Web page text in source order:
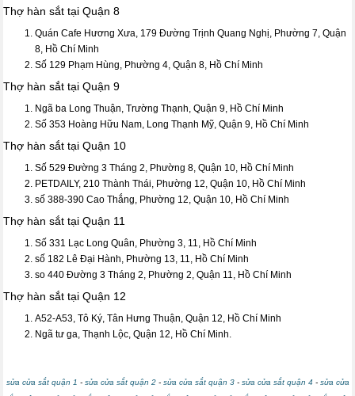
Thợ hàn sắt tại Quận 8
Quán Cafe Hương Xưa, 179 Đường Trịnh Quang Nghị, Phường 7, Quận
8, Hồ Chí Minh
Số 129 Phạm Hùng, Phường 4, Quận 8, Hồ Chí Minh
Thợ hàn sắt tại Quận 9
Ngã ba Long Thuận, Trường Thạnh, Quận 9, Hồ Chí Minh
Số 353 Hoàng Hữu Nam, Long Thạnh Mỹ, Quận 9, Hồ Chí Minh
Thợ hàn sắt tại Quận 10
Số 529 Đường 3 Tháng 2, Phường 8, Quận 10, Hồ Chí Minh
PETDAILY, 210 Thành Thái, Phường 12, Quận 10, Hồ Chí Minh
số 388-390 Cao Thắng, Phường 12, Quận 10, Hồ Chí Minh
Thợ hàn sắt tại Quận 11
Số 331 Lạc Long Quân, Phường 3, 11, Hồ Chí Minh
số 182 Lê Đại Hành, Phường 13, 11, Hồ Chí Minh
so 440 Đường 3 Tháng 2, Phường 2, Quận 11, Hồ Chí Minh
Thợ hàn sắt tại Quận 12
A52-A53, Tô Ký, Tân Hưng Thuận, Quận 12, Hồ Chí Minh
Ngã tư ga, Thạnh Lộc, Quận 12, Hồ Chí Minh.
sửa cửa sắt quận 1 - sửa cửa sắt quận 2- sửa cửa sắt quận 3- sửa cửa sắt quận 4 - sửa cửa